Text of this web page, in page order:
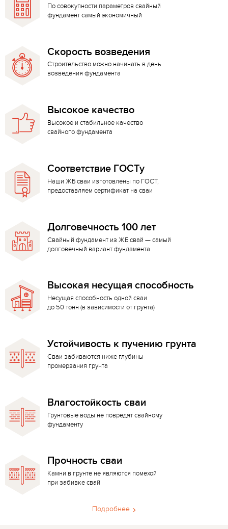
По совокупности параметров свайный
фундамент самый экономичный
Скорость возведения
Строительство можно начинать в день
возведения фундамента
Высокое качество
Высокое и стабильное качество
свайного фундамента
Соответствие ГОСТу
Наши ЖБ сваи изготовлены по ГОСТ,
предоставляем сертификат на сваи
Долговечность 100 лет
Свайный фундамент из ЖБ свай — самый
долговечный вариант фундамента
Высокая несущая способность
Несущая способность одной сваи
до 50 тонн (в зависимости от грунта)
Устойчивость к пучению грунта
Сваи забиваются ниже глубины
промерзания грунта
Влагостойкость сваи
Грунтовые воды не повредят свайному
фундаменту
Прочность сваи
Камни в грунте не являются помехой
при забивке свай
Подробнее